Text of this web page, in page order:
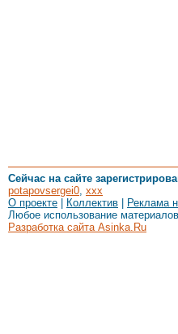
Сейчас на сайте
potapovsergei0, xxx
О проекте
Коллектив Реклама
Любое использование
Разработка сайта Asinka.Ru